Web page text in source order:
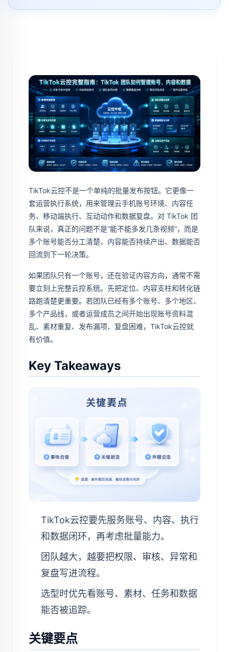
TikTok云控不是一个单纯的批量发布按钮。它更像一
套运营执行系统，用来管理云手机账号环境、内容任
务、移动端执行、互动动作和数据复盘。对 TikTok 团
队来说，真正的问题不是“能不能多发几条视频”，而是
多个账号能否分工清楚、内容能否持续产出、数据能否
回流到下一轮决策。
如果团队只有一个账号，还在验证内容方向，通常不需
要立刻上完整云控系统。先把定位、内容支柱和转化链
路跑清楚更重要。若团队已经有多个账号、多个地区、
多个产品线，或者运营成员之间开始出现账号资料混
乱、素材重复、发布漏项、复盘困难，TikTok云控就
有价值。
Key Takeaways
TikTok云控要先服务账号、内容、执行
和数据闭环，再考虑批量能力。
团队越大，越要把权限、审核、异常和
复盘写进流程。
选型时优先看账号、素材、任务和数据
能否被追踪。
关键要点